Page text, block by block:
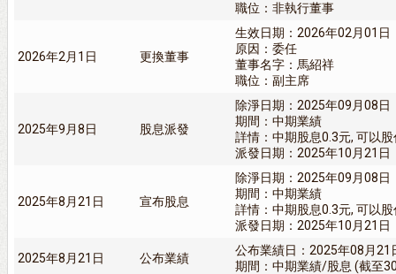
職位：非執行董事
2026年2月1日 更換董事
生效日期：2026年02月01日
原因：委任
董事名字：馬紹祥
職位：副主席
2025年9月8日 股息派發
除淨日期：2025年09月08日
期間：中期業績
詳情：中期股息0.3元, 可以
派發日期：2025年10月21日
2025年8月21日 宣布股息
除淨日期：2025年09月08日
期間：中期業績
詳情：中期股息0.3元, 可以
派發日期：2025年10月21日
2025年8月21日 公布業績
公布業績日：2025年08月21
期間：中期業績/股息 (截至